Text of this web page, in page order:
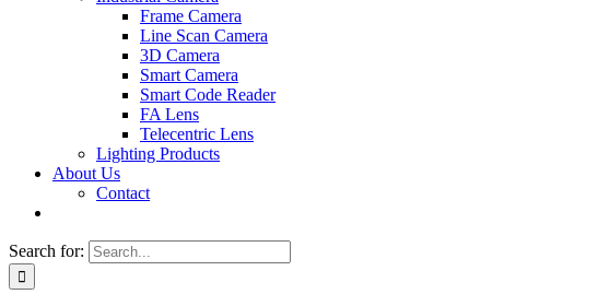
Frame Camera
Line Scan Camera
3D Camera
Smart Camera
Smart Code Reader
FA Lens
Telecentric Lens
Lighting Products
About Us
Contact
Search for: